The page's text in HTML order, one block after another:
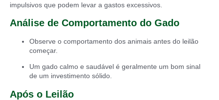
impulsivos que podem levar a gastos excessivos.
Análise de Comportamento do Gado
Observe o comportamento dos animais antes do leilão
começar.
Um gado calmo e saudável é geralmente um bom sinal
de um investimento sólido.
Após o Leilão